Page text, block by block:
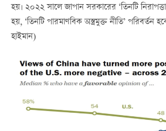
হয়। ২০২২ সালে জাপান সরকারের ‘তিনটি
হয়, ‘তিনটি পারমাণবিক অস্ত্রমুক্ত নীতি’ পরিবর্তন
হাইমান)